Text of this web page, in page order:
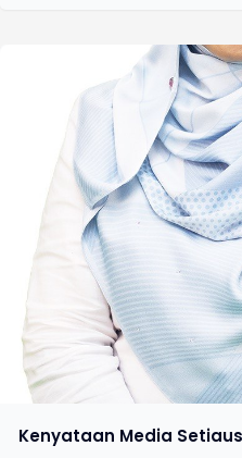
Kenyataan Media